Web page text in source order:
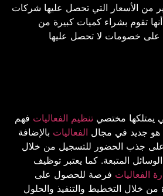
من الأسعار التي تحصل عليها شركات
تقوم بشراء كميات كبيرة من
على خصومات لا تحصل عليها
يمتلكها مختصي تنظيم الفعاليات فهم
هو جديد في مجال الفعاليات بالإضافة
جذب الحضور للتسجيل من خلال
المتبعة. كما يعتبر توظيف
الفعاليات فرصة للحصول على
من خلال التخطيط والتنفيذ والحلول